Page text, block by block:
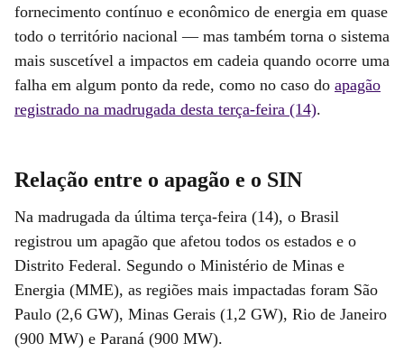
fornecimento contínuo e econômico de energia em quase
todo o território nacional — mas também torna o sistema
mais suscetível a impactos em cadeia quando ocorre uma
falha em algum ponto da rede, como no caso do apagão
registrado na madrugada desta terça-feira (14).
Relação entre o apagão e o SIN
Na madrugada da última terça-feira (14), o Brasil
registrou um apagão que afetou todos os estados e o
Distrito Federal. Segundo o Ministério de Minas e
Energia (MME), as regiões mais impactadas foram São
Paulo (2,6 GW), Minas Gerais (1,2 GW), Rio de Janeiro
(900 MW) e Paraná (900 MW).